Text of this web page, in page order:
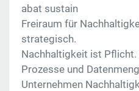
abat sustain
Freiraum für
strategisch.
Nachhaltigkeit ist
Prozesse und
Unternehmen